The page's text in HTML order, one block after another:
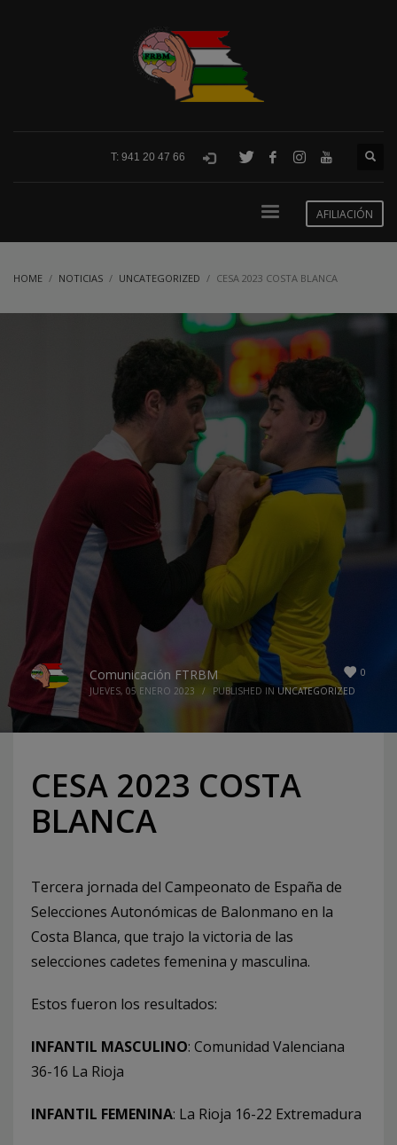
T: 941 20 47 66
AFILIACIÓN
HOME NOTICIAS UNCATEGORIZED CESA 2023 COSTA BLANCA
0
Comunicación FTRBM
JUEVES, 05 ENERO 2023 / PUBLISHED INUNCATEGORIZED
CESA 2023 COSTA
BLANCA
Tercera jornada del Campeonato de España de
Selecciones Autonómicas de Balonmano en la
Costa Blanca, que trajo la victoria de las
selecciones cadetes femenina y masculina.
Estos fueron los resultados:
INFANTIL MASCULINO: Comunidad Valenciana
36-16 La Rioja
INFANTIL FEMENINA: La Rioja 16-22 Extremadura